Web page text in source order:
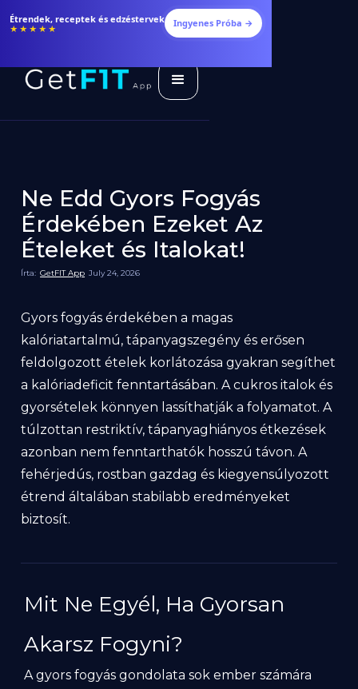
Étrendek, receptek és edzéstervek
★★★★★ Ingyenes Próba →
Ne Edd Gyors Fogyás
Érdekében Ezeket Az
Ételeket és Italokat!
Írta: GetFIT App July 24, 2026
Gyors fogyás érdekében a magas
kalóriatartalmú, tápanyagszegény és erősen
feldolgozott ételek korlátozása gyakran segíthet
a kalóriadeficit fenntartásában. A cukros italok és
gyorsételek könnyen lassíthatják a folyamatot. A
túlzottan restriktív, tápanyaghiányos étkezések
azonban nem fenntarthatók hosszú távon. A
fehérjedús, rostban gazdag és kiegyensúlyozott
étrend általában stabilabb eredményeket
biztosít.
Mit Ne Egyél, Ha Gyorsan
Akarsz Fogyni?
A gyors fogyás gondolata sok ember számára